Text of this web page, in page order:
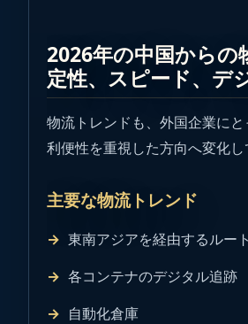
2026年の中国から
定性、スピード、デ
物流トレンドも、外国企業に
利便性を重視した方向へ変化し
主要な物流トレンド
東南アジアを経由するルー
各コンテナのデジタル追跡
自動化倉庫